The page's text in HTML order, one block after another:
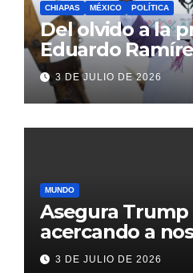
CHIAPAS MÉXICO POLÍTICA
Del olvido a la
Eduardo
transformación
con inversión
3 DE JULIO DE 2026
MUNDO
Asegura Trump
acercando a
3 DE JULIO DE 2026